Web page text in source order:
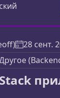
Вы
индексы,
на
28 сент.